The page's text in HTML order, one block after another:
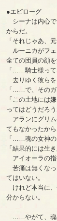
●エピローグ
シーナは内心
からだ。
「それじゃあ、元
ルーニカがフェ
全ての団員の顔
「……騎士様って
去りゆく彼らを
「……で、そのガ
「この土地には
ってはどうだろう
アランにグリム
てもなかったか
「……魂の女神の
「結果的には生
アイオーラの指
苦痛は無くなっ
てはいない。
けれど本当に、
分からない。
……やがて、魂